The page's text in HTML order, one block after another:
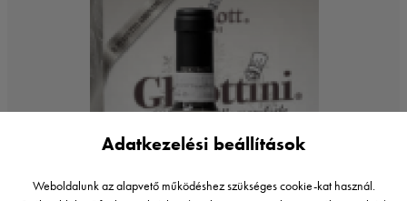
Adatkezelési beállítások
Weboldalunk az alapvető működéshez szükséges cookie-kat használ.